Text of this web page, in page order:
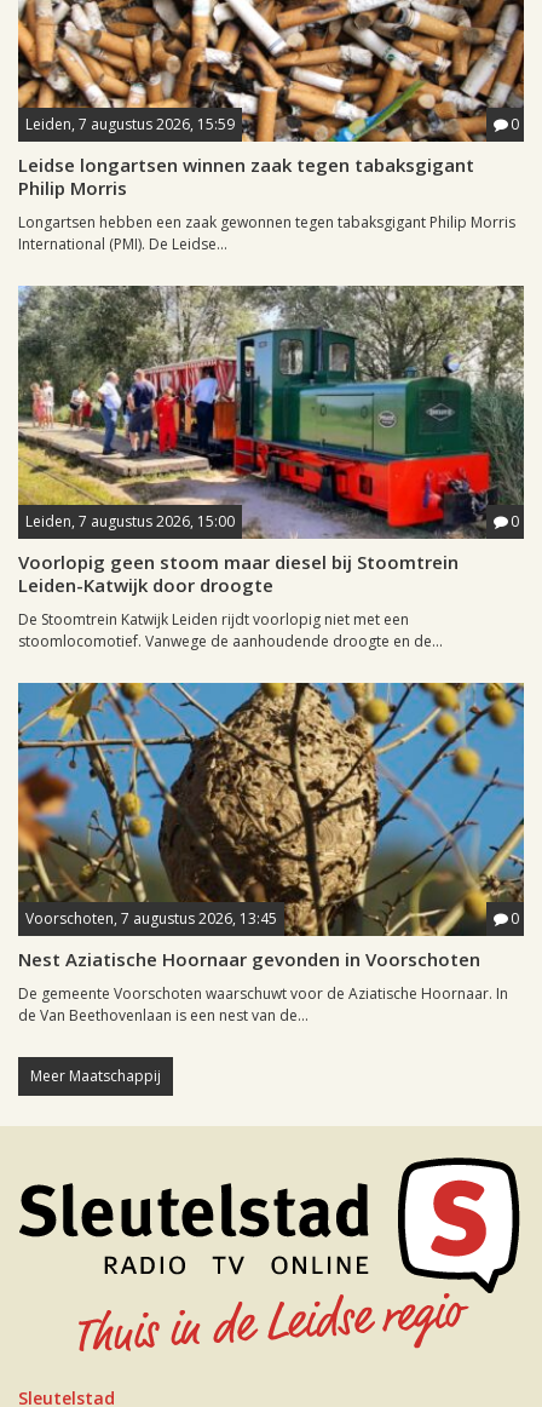
Leiden, 7 augustus 2026, 15:59 0
Leidse longartsen winnen zaak tegen tabaksgigant
Philip Morris
Longartsen hebben een zaak gewonnen tegen tabaksgigant Philip Morris
International (PMI). De Leidse...
Leiden, 7 augustus 2026, 15:00 0
Voorlopig geen stoom maar diesel bij Stoomtrein
Leiden-Katwijk door droogte
De Stoomtrein Katwijk Leiden rijdt voorlopig niet met een
stoomlocomotief. Vanwege de aanhoudende droogte en de...
Voorschoten, 7 augustus 2026, 13:45 0
Nest Aziatische Hoornaar gevonden in Voorschoten
De gemeente Voorschoten waarschuwt voor de Aziatische Hoornaar. In
de Van Beethovenlaan is een nest van de...
Meer Maatschappij
Sleutelstad